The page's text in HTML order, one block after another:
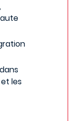
,
et les